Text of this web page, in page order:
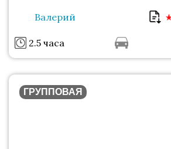
Валерий
2.5 часа
ГРУППОВАЯ